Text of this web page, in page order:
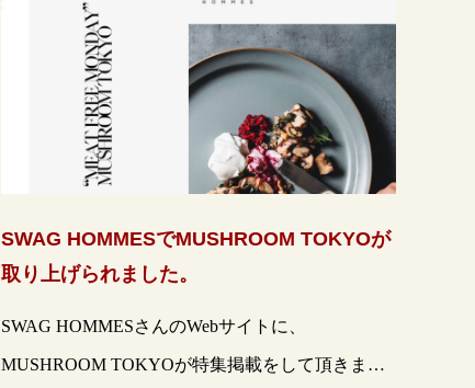
SWAG HOMMESでMUSHROOM TOKYOが
取り上げられました。
SWAG HOMMESさんのWebサイトに、
MUSHROOM TOKYOが特集掲載をして頂きまし